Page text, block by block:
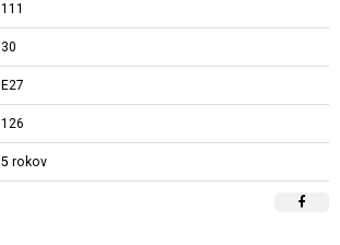
111
30
E27
126
5 rokov